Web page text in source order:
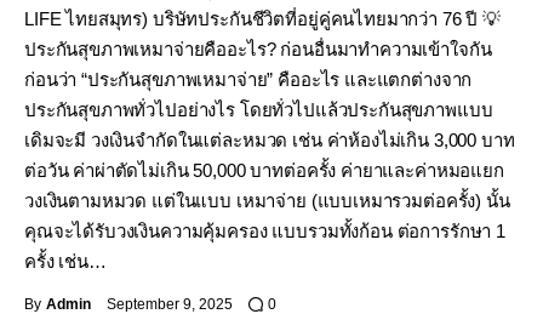
LIFE ไทยสมุทร) บริษัทประกันชีวิตที่อยู่คู่คนไทยมากว่า 76 ปี 💡
ประกันสุขภาพเหมาจ่ายคืออะไร? ก่อนอื่นมาทำความเข้าใจกัน
ก่อนว่า “ประกันสุขภาพเหมาจ่าย” คืออะไร และแตกต่างจาก
ประกันสุขภาพทั่วไปอย่างไร โดยทั่วไปแล้วประกันสุขภาพแบบ
เดิมจะมี วงเงินจำกัดในแต่ละหมวด เช่น ค่าห้องไม่เกิน 3,000 บาท
ต่อวัน ค่าผ่าตัดไม่เกิน 50,000 บาทต่อครั้ง ค่ายาและค่าหมอแยก
วงเงินตามหมวด แต่ในแบบ เหมาจ่าย (แบบเหมารวมต่อครั้ง) นั้น
คุณจะได้รับวงเงินความคุ้มครอง แบบรวมทั้งก้อน ต่อการรักษา 1
ครั้ง เช่น…
By Admin September 9, 2025 0